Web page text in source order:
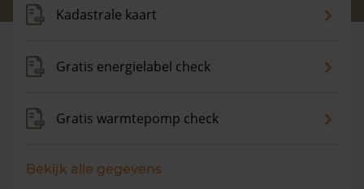
Kadastrale kaart
Gratis energielabel check
Gratis warmtepomp check
Bekijk alle gegevens